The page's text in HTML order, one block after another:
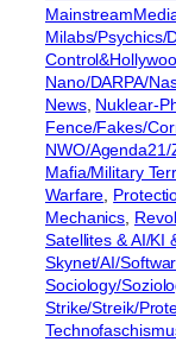
Milabs/Psychics/
Nano/DARPA/
News, Nuklear-
Fence/Fakes/
NWO/
Mafia/Military
Warfare
Mechanics
Satellites & AI/KI
Skynet/AI/
Sociology/
Strike/Streik/